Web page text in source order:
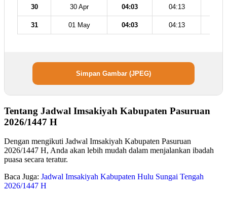
30 30 Apr 04:03 04:13
31 01 May 04:03 04:13
Simpan Gambar (JPEG)
Tentang Jadwal Imsakiyah Kabupaten Pasuruan
2026/1447 H
Dengan mengikuti Jadwal Imsakiyah Kabupaten Pasuruan
2026/1447 H, Anda akan lebih mudah dalam menjalankan ibadah
puasa secara teratur.
Baca Juga: Jadwal Imsakiyah Kabupaten Hulu Sungai Tengah
2026/1447 H